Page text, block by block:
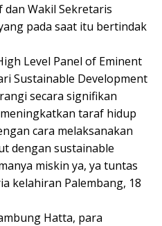
dan Wakil Sekretaris
pada saat itu bertindak
Level Panel of Eminent
Sustainable Development
secara signifikan
taraf hidup
cara melaksanakan
dengan sustainable
miskin ya, ya tuntas
kelahiran Palembang, 18
Hatta, para